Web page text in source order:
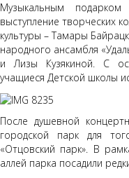
Музыкальным
выступление творческих
культуры – Тамары
народного ансамбля
и Лизы Кузякиной. С
учащиеся Детской школы
После душевной
городской парк для
«Отцовский парк». В
аллей парка посадили